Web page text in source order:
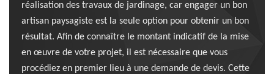
réalisation des travaux de jardinage, car engager un bon
artisan paysagiste est la seule option pour obtenir un bon
résultat. Afin de connaître le montant indicatif de la mise
en œuvre de votre projet, il est nécessaire que vous
procédiez en premier lieu à une demande de devis. Cette